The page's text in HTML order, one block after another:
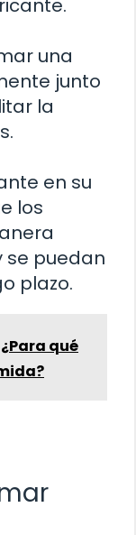
una
junto
la
en su
los
se puedan
plazo.
¿Para qué